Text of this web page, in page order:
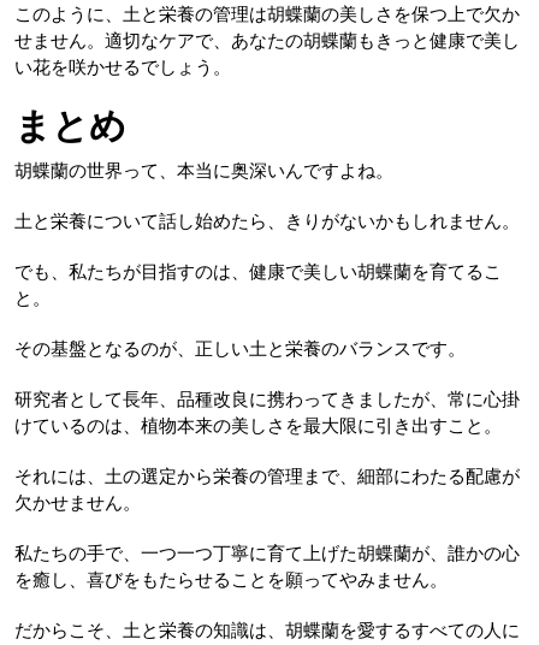
このように、土と栄養の管理は胡蝶蘭の美しさを保つ上で欠か
せません。適切なケアで、あなたの胡蝶蘭もきっと健康で美し
い花を咲かせるでしょう。
まとめ
胡蝶蘭の世界って、本当に奥深いんですよね。
土と栄養について話し始めたら、きりがないかもしれません。
でも、私たちが目指すのは、健康で美しい胡蝶蘭を育てるこ
と。
その基盤となるのが、正しい土と栄養のバランスです。
研究者として長年、品種改良に携わってきましたが、常に心掛
けているのは、植物本来の美しさを最大限に引き出すこと。
それには、土の選定から栄養の管理まで、細部にわたる配慮が
欠かせません。
私たちの手で、一つ一つ丁寧に育て上げた胡蝶蘭が、誰かの心
を癒し、喜びをもたらせることを願ってやみません。
だからこそ、土と栄養の知識は、胡蝶蘭を愛するすべての人に